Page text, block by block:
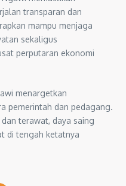
transparan dan
mampu menjaga
sekaligus
perputaran ekonomi
menargetkan
pemerintah dan pedagang.
terawat, daya saing
di tengah ketatnya